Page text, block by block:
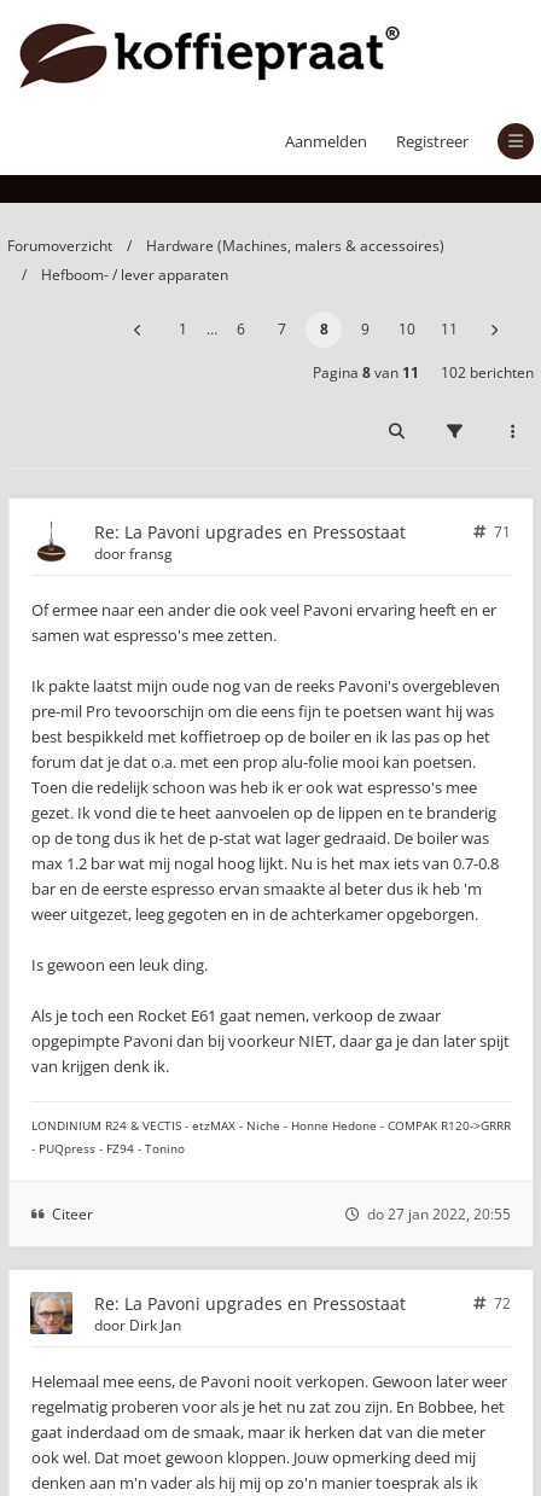
Aanmelden Registreer
La Pavoni upgrades en Pressostaat
Forumoverzicht
Hardware (Machines, malers & accessoires)
Hefboom- / lever apparaten
1 … 6 7 8 9 10 11
Pagina 8van 11 102 berichten
Re: La Pavoni upgrades en Pressostaat
71
doorfransg
Of ermee naar een ander die ook veel Pavoni ervaring heeft en er
samen wat espresso's mee zetten.
Ik pakte laatst mijn oude nog van de reeks Pavoni's overgebleven
pre-mil Pro tevoorschijn om die eens fijn te poetsen want hij was
best bespikkeld met koffietroep op de boiler en ik las pas op het
forum dat je dat o.a. met een prop alu-folie mooi kan poetsen.
Toen die redelijk schoon was heb ik er ook wat espresso's mee
gezet. Ik vond die te heet aanvoelen op de lippen en te branderig
op de tong dus ik het de p-stat wat lager gedraaid. De boiler was
max 1.2 bar wat mij nogal hoog lijkt. Nu is het max iets van 0.7-0.8
bar en de eerste espresso ervan smaakte al beter dus ik heb 'm
weer uitgezet, leeg gegoten en in de achterkamer opgeborgen.
Is gewoon een leuk ding.
Als je toch een Rocket E61 gaat nemen, verkoop de zwaar
opgepimpte Pavoni dan bij voorkeur NIET, daar ga je dan later spijt
van krijgen denk ik.
LONDINIUM R24 & VECTIS - etzMAX - Niche - Honne Hedone - COMPAK R120->GRRR
- PUQpress - FZ94 - Tonino
Citeer do 27 jan 2022, 20:55
Re: La Pavoni upgrades en Pressostaat
72
door Dirk Jan
Helemaal mee eens, de Pavoni nooit verkopen. Gewoon later weer
regelmatig proberen voor als je het nu zat zou zijn. En Bobbee, het
gaat inderdaad om de smaak, maar ik herken dat van die meter
ook wel. Dat moet gewoon kloppen. Jouw opmerking deed mij
denken aan m'n vader als hij mij op zo'n manier toesprak als ik